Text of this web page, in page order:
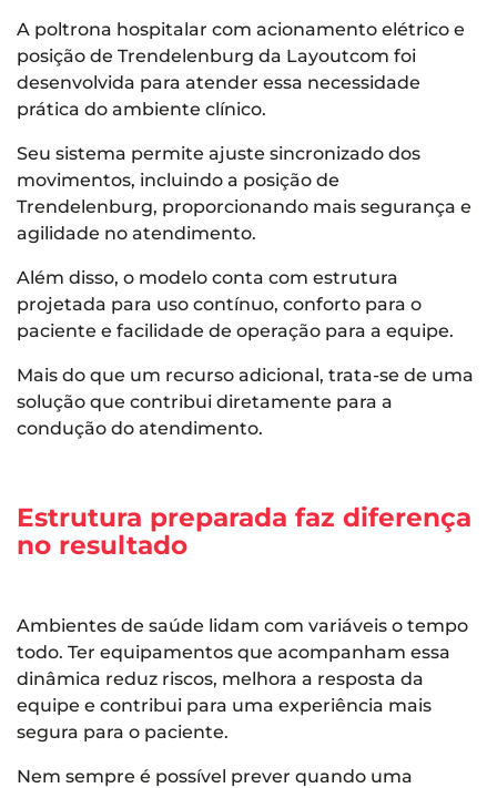
A poltrona hospitalar com acionamento elétrico e
posição de Trendelenburg da Layoutcom foi
desenvolvida para atender essa necessidade
prática do ambiente clínico.
Seu sistema permite ajuste sincronizado dos
movimentos, incluindo a posição de
Trendelenburg, proporcionando mais segurança e
agilidade no atendimento.
Além disso, o modelo conta com estrutura
projetada para uso contínuo, conforto para o
paciente e facilidade de operação para a equipe.
Mais do que um recurso adicional, trata-se de uma
solução que contribui diretamente para a
condução do atendimento.
Estrutura preparada faz diferença
no resultado
Ambientes de saúde lidam com variáveis o tempo
todo. Ter equipamentos que acompanham essa
dinâmica reduz riscos, melhora a resposta da
equipe e contribui para uma experiência mais
segura para o paciente.
Nem sempre é possível prever quando uma